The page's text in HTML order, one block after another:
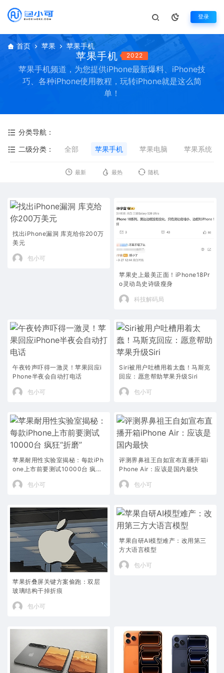
登录
首页 苹果 苹果手机
苹果手机 2022
苹果手机频道，为您提供iPhone最新爆料、iPhone技
巧、各种iPhone使用教程，玩转iPhone就是这么简
单！
分类导航：
二级分类：
全部 苹果手机 苹果电脑 苹果系统
最新 最热 随机
找出iPhone漏洞 库克给你200万
美元
包小可
苹果史上最美正面！iPhone18Pr
o灵动岛史诗级瘦身
科技解码局
午夜铃声吓得一激灵！苹果回应i
Phone半夜会自动打电话
包小可
Siri被用户吐槽用着太蠢！马斯克
回应：愿意帮助苹果升级Siri
包小可
苹果耐用性实验室揭秘：每款iPh
one上市前要测试10000台 疯狂
“折磨”
包小可
评测界鼻祖王自如宣布直播开箱i
Phone Air：应该是国内最快
包小可
苹果折叠屏关键方案偷跑：双层
玻璃结构干掉折痕
包小可
苹果自研AI模型难产：改用第三
方大语言模型
包小可